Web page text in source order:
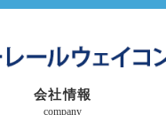
会社情報
company